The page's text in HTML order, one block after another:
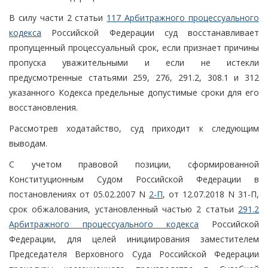
В силу части 2 статьи 117 Арбитражного процессуального
кодекса Российской Федерации суд восстанавливает
пропущенный процессуальный срок, если признает причины
пропуска уважительными и если не истекли
предусмотренные статьями 259, 276, 291.2, 308.1 и 312
указанного Кодекса предельные допустимые сроки для его
восстановления.
Рассмотрев ходатайство, суд приходит к следующим
выводам.
С учетом правовой позиции, сформированной
Конституционным Судом Российской Федерации в
постановлениях от 05.02.2007 N 2-П, от 12.07.2018 N 31-П,
срок обжалования, установленный частью 2 статьи 291.2
Арбитражного процессуального кодекса Российской
Федерации, для целей инициирования заместителем
Председателя Верховного Суда Российской Федерации